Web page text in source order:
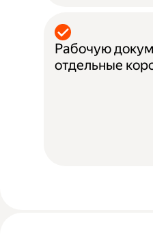
Рабочую
отдельные